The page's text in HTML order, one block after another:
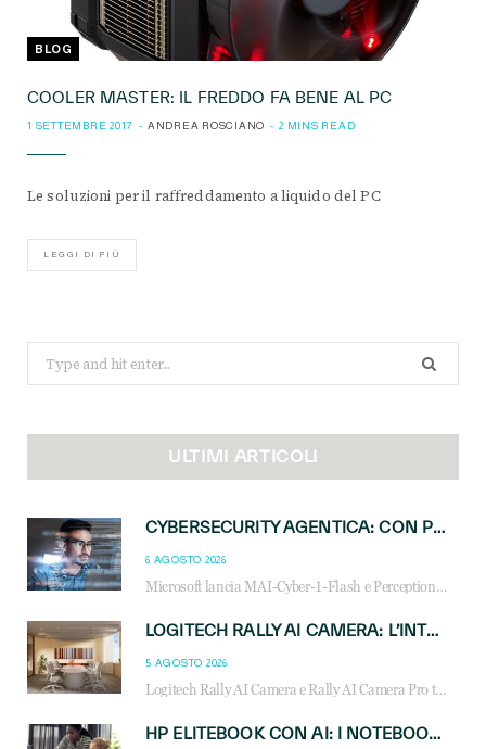
BLOG
COOLER MASTER: IL FREDDO FA BENE AL PC
1 SETTEMBRE 2017 ANDREA ROSCIANO 2 MINS READ
Le soluzioni per il raffreddamento a liquido del PC
LEGGI DI PIÙ
for:
ULTIMI ARTICOLI
CYBERSECURITY AGENTICA: CON PERCEPTION E MAI-CYBER-1-FLASH MICROSOFT APRE NUOVI SERVIZI PER IL CANALE
6 AGOSTO 2026
Microsoft lancia MAI-Cyber-1-Flash e Perception: cybersecurity agentica in preview dal 3 novembre. Cosa cambia per MSP, system integrator e reseller.
LOGITECH RALLY AI CAMERA: L’INTELLIGENZA ARTIFICIALE ENTRA NELLE SALE RIUNIONI DI NUOVA GENERAZIONE
5 AGOSTO 2026
Logitech Rally AI Camera e Rally AI Camera Pro trasformano gli spazi di collaborazione con AI, inquadratura intelligente, multi-camera e gestione avanzata dei meeting ibridi.
HP ELITEBOOK CON AI: I NOTEBOOK BUSINESS INTELLIGENTI CHE TRASFORMANO PRODUTTIVITÀ, SICUREZZA E LAVORO IBRIDO